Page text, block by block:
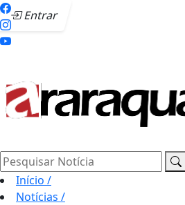
Entrar
Pesquisar Notícia
Início /
Notícias /